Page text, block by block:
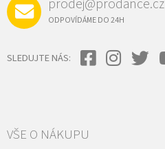
prodej@prodance.cz
ODPOVÍDÁME DO 24H
SLEDUJTE NÁS:
VŠE O NÁKUPU